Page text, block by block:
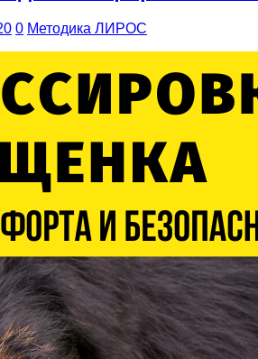
0 Методика ЛИРОС